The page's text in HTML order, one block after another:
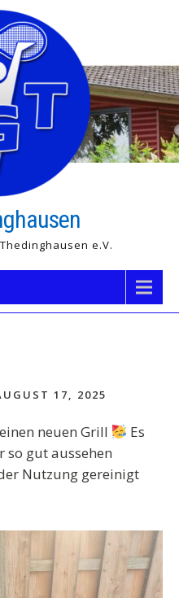
e.V.
17, 2025
neuen Grill
Es
so gut aussehen
Nutzung gereinigt